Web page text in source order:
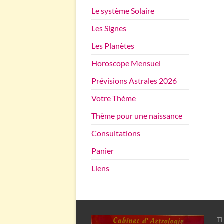
Le système Solaire
Les Signes
Les Planètes
Horoscope Mensuel
Prévisions Astrales 2026
Votre Thème
Thème pour une naissance
Consultations
Panier
Liens